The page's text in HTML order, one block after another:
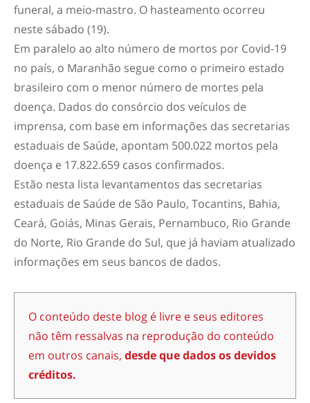
funeral, a meio-mastro. O hasteamento ocorreu
neste sábado (19).
Em paralelo ao alto número de mortos por Covid-19
no país, o Maranhão segue como o primeiro estado
brasileiro com o menor número de mortes pela
doença. Dados do consórcio dos veículos de
imprensa, com base em informações das secretarias
estaduais de Saúde, apontam 500.022 mortos pela
doença e 17.822.659 casos confirmados.
Estão nesta lista levantamentos das secretarias
estaduais de Saúde de São Paulo, Tocantins, Bahia,
Ceará, Goiás, Minas Gerais, Pernambuco, Rio Grande
do Norte, Rio Grande do Sul, que já haviam atualizado
informações em seus bancos de dados.
O conteúdo deste blog é livre e seus editores
não têm ressalvas na reprodução do conteúdo
em outros canais, desde que dados os devidos
créditos.